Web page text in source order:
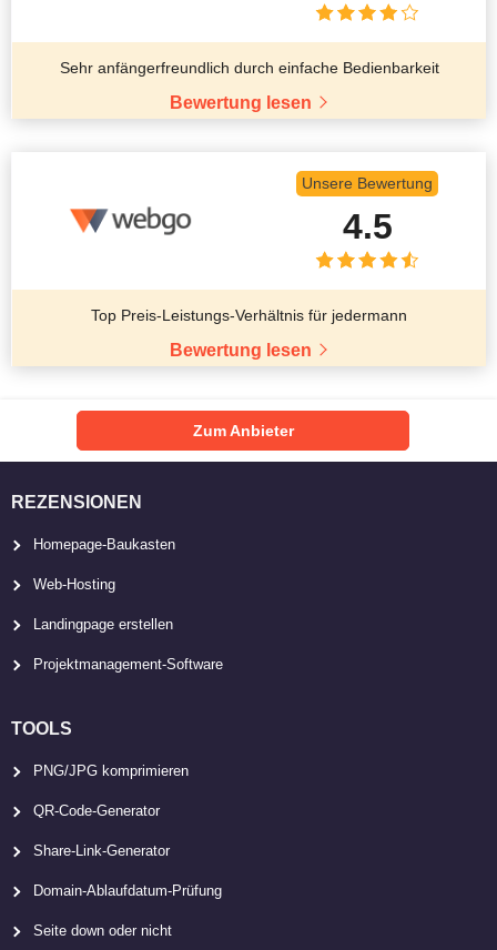
Sehr anfängerfreundlich durch einfache Bedienbarkeit
Bewertung lesen
Unsere Bewertung
4.5
Top Preis-Leistungs-Verhältnis für jedermann
Bewertung lesen
Zum Anbieter
REZENSIONEN
Homepage-Baukasten
Web-Hosting
Landingpage erstellen
Projektmanagement-Software
TOOLS
PNG/JPG komprimieren
QR-Code-Generator
Share-Link-Generator
Domain-Ablaufdatum-Prüfung
Seite down oder nicht